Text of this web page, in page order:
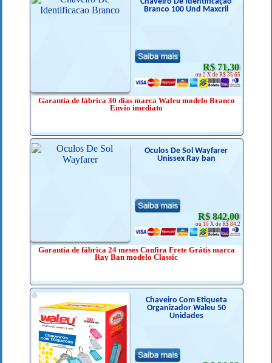
Branco 100 Und Maxcril
R$ 71,30
ou 2 X de R$ 35.65
Garantia de fábrica 30 dias marca Waleu modelo Branco
Envio imediato
Óculos De Sol Wayfarer
Unissex Ray ban
R$ 842,00
ou 10 X de R$ 84.2
Garantia de fábrica 24 meses Confira Frete Grátis marca
Ray Ban modelo Classic
Chaveiro Com Etiqueta
Organizador Waleu 50
Unidades